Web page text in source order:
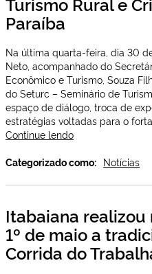
Paraíba
Na última quarta-feira, dia 30
Neto, acompanhado do
Econômico e Turismo, Souza
do Seturc – Seminário de
espaço de diálogo, troca de
estratégias voltadas para o
Continue lendoItabaiana
do
em
para
o
fortalecimento
do
Categorizado como: Notícias
Itabaiana realizou
1º de maio a
Corrida do